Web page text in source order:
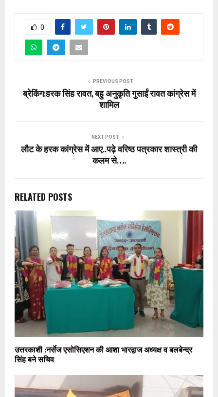
0
PREVIOUS POST
ब्रेकिंग:हरक सिंह रावत, बहु अनुकृति गुसाईं रावत कांग्रेस में
शामिल
NEXT POST
लौट के हरक कांग्रेस में आए..पढ़े वरिष्ठ पत्रकार शास्त्री की
कलम से….
RELATED POSTS
उत्तरकाशी :नर्सेज एसोसिएशन की आशा भारद्वाज अध्यक्ष व बलबेन्द्र
सिंह बने सचिव